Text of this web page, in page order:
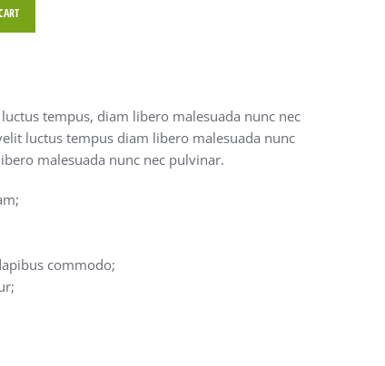
tempus, diam libero malesuada nunc nec
luctus tempus diam libero malesuada nunc
malesuada nunc nec pulvinar.
commodo;